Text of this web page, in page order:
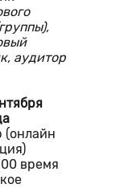
аудитор
(онлайн
время